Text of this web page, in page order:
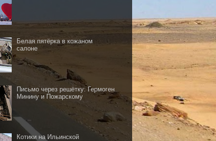
Белая пятёрка в кожаном
салоне
Письмо через решётку: Гермоген
Минину и Пожарскому
Котики на Ильинской